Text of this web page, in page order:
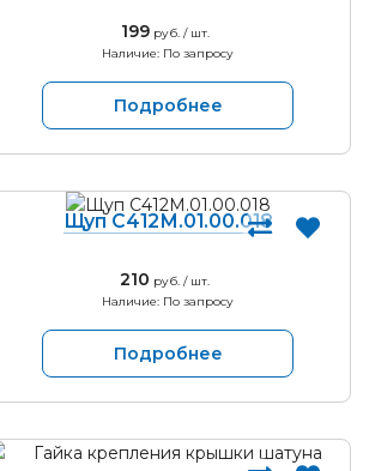
199руб. / шт.
Наличие: По запросу
Подробнее
Щуп С412М.01.00.018
210 руб. / шт.
Наличие: По запросу
Подробнее